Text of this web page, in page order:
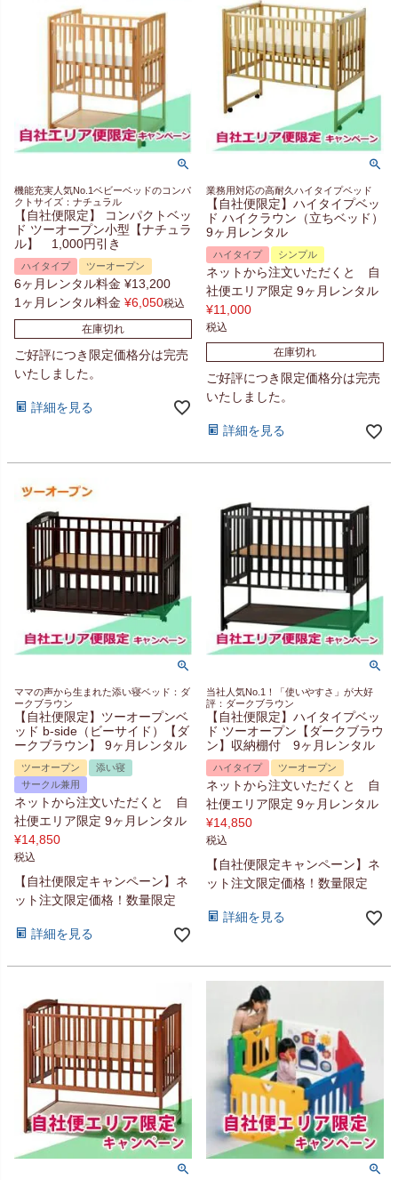
機能充実人気No.1ベビーベッドのコンパ
クトサイズ：ナチュラル
【自社便限定】 コンパクトベッ
ド ツーオープン小型【ナチュラ
ル】 1,000円引き
ハイタイプ ツーオープン
6ヶ月レンタル料金 ¥13,200
1ヶ月レンタル料金 ¥6,050税込
在庫切れ
ご好評につき限定価格分は完売
いたしました。
詳細を見る
業務用対応の高耐久ハイタイプベッド
【自社便限定】ハイタイプベッ
ド ハイクラウン（立ちベッド）
9ヶ月レンタル
ハイタイプ シンプル
ネットから注文いただくと 自
社便エリア限定 9ヶ月レンタル
¥11,000
税込
在庫切れ
ご好評につき限定価格分は完売
いたしました。
詳細を見る
ママの声から生まれた添い寝ベッド：ダ
ークブラウン
【自社便限定】ツーオープンベ
ッド b-side（ビーサイド）【ダ
ークブラウン】 9ヶ月レンタル
ツーオープン
添い寝
サークル兼用
ネットから注文いただくと 自
社便エリア限定 9ヶ月レンタル
¥14,850
税込
【自社便限定キャンペーン】ネ
ット注文限定価格！数量限定
詳細を見る
当社人気No.1！「使いやすさ」が大好
評：ダークブラウン
【自社便限定】ハイタイプベッ
ド ツーオープン【ダークブラウ
ン】収納棚付 9ヶ月レンタル
ハイタイプ ツーオープン
ネットから注文いただくと 自
社便エリア限定 9ヶ月レンタル
¥14,850
税込
【自社便限定キャンペーン】ネ
ット注文限定価格！数量限定
詳細を見る